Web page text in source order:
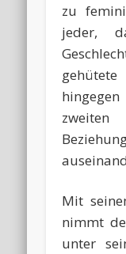
zu
jeder,
Mit
nimmt
unter